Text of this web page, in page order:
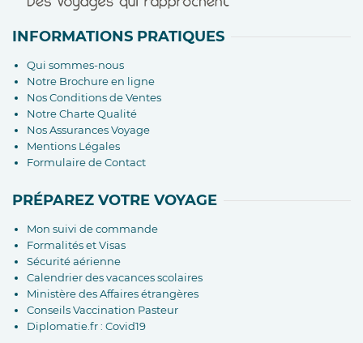
INFORMATIONS PRATIQUES
Qui sommes-nous
Notre Brochure en ligne
Nos Conditions de Ventes
Notre Charte Qualité
Nos Assurances Voyage
Mentions Légales
Formulaire de Contact
PRÉPAREZ VOTRE VOYAGE
Mon suivi de commande
Formalités et Visas
Sécurité aérienne
Calendrier des vacances scolaires
Ministère des Affaires étrangères
Conseils Vaccination Pasteur
Diplomatie.fr : Covid19